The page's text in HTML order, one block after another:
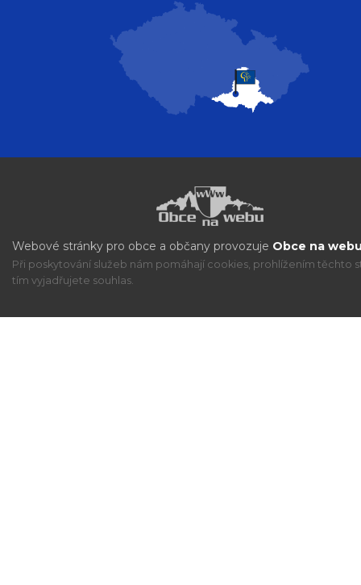
Webové stránky pro obce a občany provozuje Obce na
Při poskytování služeb nám pomáhají cookies, prohlížením těchto
tím vyjadřujete souhlas.